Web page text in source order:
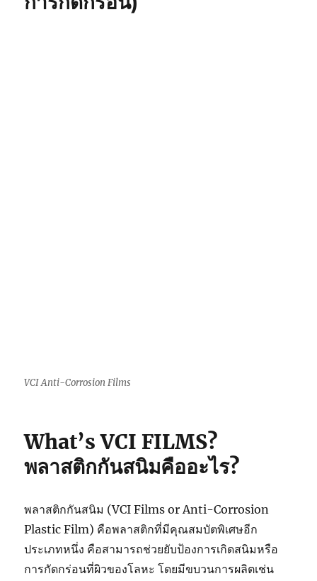
VCI Anti-Corrosion Films
What’s VCI FILMS?
พลาสติกกันสนิมคืออะไร?
พลาสติกกันสนิม (VCI Films or Anti-Corrosion
Plastic Film) คือพลาสติกที่มีคุณสมบัตพิเศษอีก
ประเภทหนึ่ง คือสามารถช่วยยับป้องการเกิดสนิมหรือ
การกัดกร่อนที่ผิวของโลหะ โดยมีขบวนการผลิตเช่น